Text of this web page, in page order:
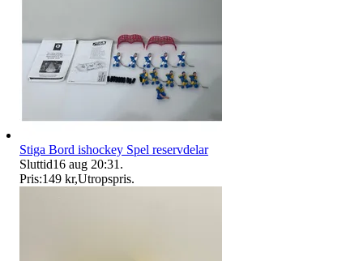
Stiga Bord ishockey Spel reservdelar
Sluttid16 aug 20:31 .
Pris:149 kr,Utropspris.